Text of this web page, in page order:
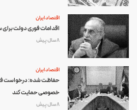
اقتصاد ایران
اقدامات فوری دولت برای
8 سال پیش
اقتصاد ایران
حفاظت شده: درخواست
خصوصی حمایت کند
8 سال پیش